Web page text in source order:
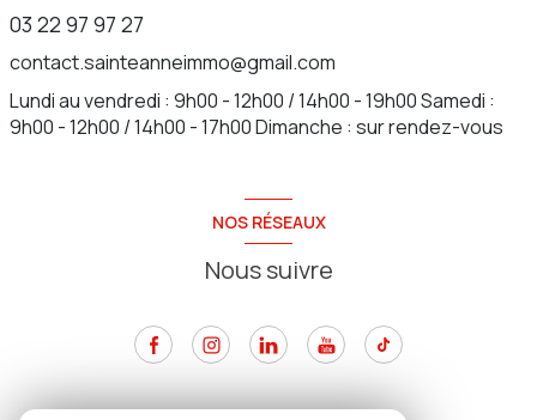
03 22 97 97 27
contact.sainteanneimmo@gmail.com
Lundi au vendredi : 9h00 - 12h00 / 14h00 - 19h00 Samedi :
9h00 - 12h00 / 14h00 - 17h00 Dimanche : sur rendez-vous
NOS RÉSEAUX
Nous suivre